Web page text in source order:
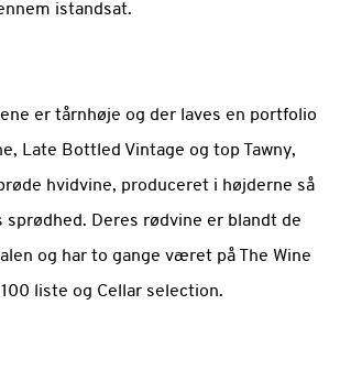
istandsat.
er tårnhøje og der laves en portfolio
Late Bottled Vintage og top Tawny,
hvidvine, produceret i højderne så
sprødhed. Deres rødvine er blandt de
og har to gange været på The Wine
liste og Cellar selection.